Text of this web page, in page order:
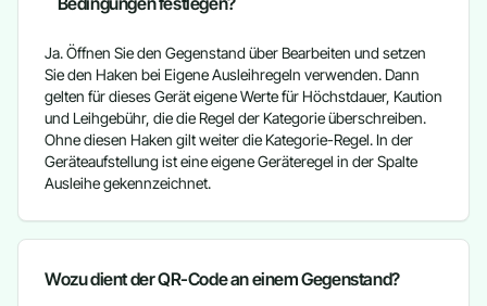
Ja. Öffnen Sie den Gegenstand über Bearbeiten und setzen
Sie den Haken bei Eigene Ausleihregeln verwenden. Dann
gelten für dieses Gerät eigene Werte für Höchstdauer, Kaution
und Leihgebühr, die die Regel der Kategorie überschreiben.
Ohne diesen Haken gilt weiter die Kategorie-Regel. In der
Geräteaufstellung ist eine eigene Geräteregel in der Spalte
Ausleihe gekennzeichnet.
Wozu dient der QR-Code an einem Gegenstand?